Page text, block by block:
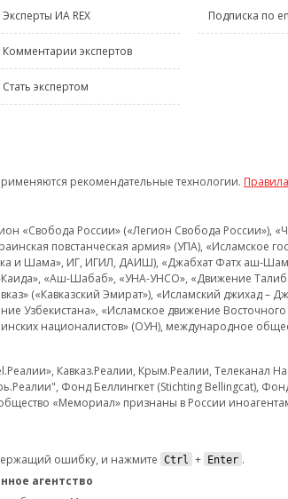
Эксперты ИА REX
Комментарии экспертов
Стать экспертом
Подписка по
рекомендательные технологии.
«Свобода России» («Легион Свобода России»),
повстанческая армия» (УПА), «Исламское
и Шама», ИГ, ИГИЛ, ДАИШ), «Джабхат Фатх аш-
«Аш-Шабаб», «УНА-УНСО», «Движение
(«Кавказский Эмират»), «Исламский джихад
Узбекистана», «Исламское движение
националистов» (ОУН), международное
Кавказ.Реалии, Крым.Реалии,
Фонд Беллингкет (Stichting Bellingcat),
«Мемориал» признаны в России
ошибку, и нажмите Ctrl + Enter .
агентство